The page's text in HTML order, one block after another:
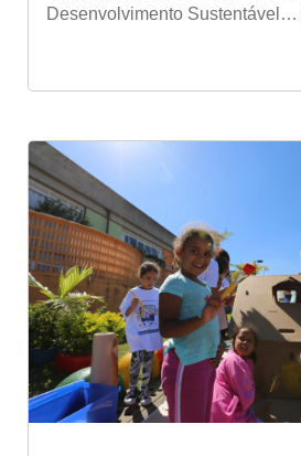
Desenvolvimento Sustentável…